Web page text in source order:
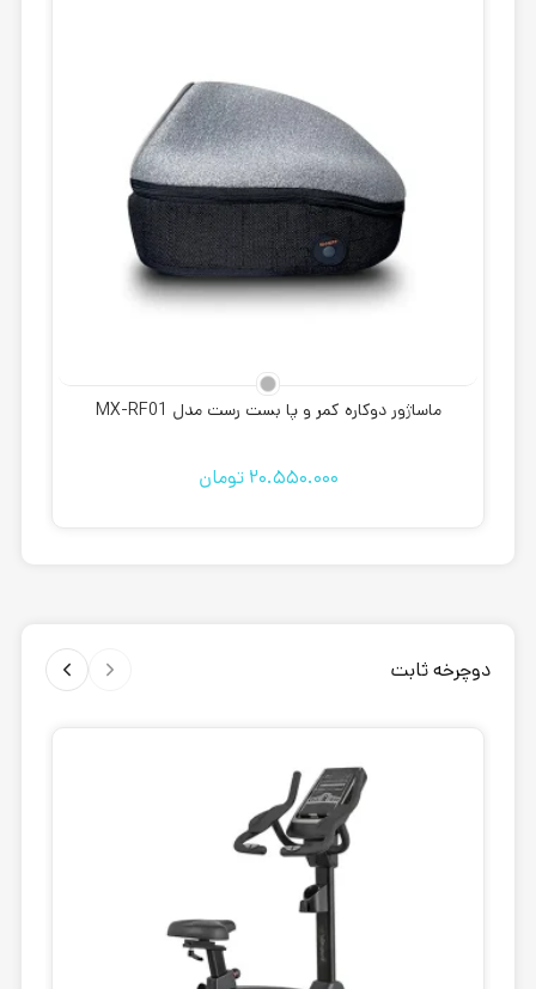
ماساژور دوکاره کمر و پا بست رست مدل MX-RF01
20.550.000 تومان
دوچرخه ثابت